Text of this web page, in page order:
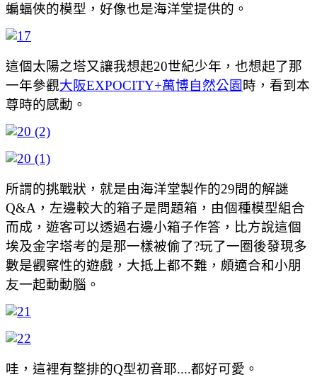
蝙蝠俠的模型，好像也是海洋堂提供的。
這個太陽之塔又讓我想起20世紀少年，也想起了那
一年參觀大阪EXPOCITY+萬博自然公園 時，看到本
尊時的感動。
所謂的挑戰狀，就是由海洋堂製作的29問的解謎
Q&A，左邊較大的箱子是問題箱，由個種模型組合
而成，遊客可以透過右邊小箱子作答，比方說這個
埃及金字塔考的是那一樣被偷了?玩了一圈後發現多
數是觀察性的遊戲，大抵上都不難，頗適合和小朋
友一起動動腦。
哇，這裡有整排的Q型初音耶....都好可愛。